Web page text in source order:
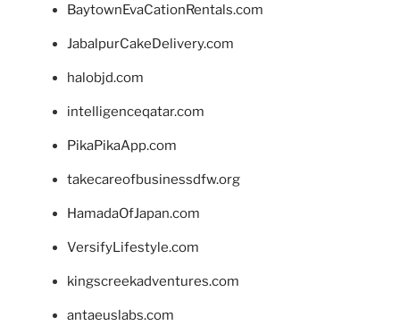
BaytownEvaCationRentals.com
JabalpurCakeDelivery.com
halobjd.com
intelligenceqatar.com
PikaPikaApp.com
takecareofbusinessdfw.org
HamadaOfJapan.com
VersifyLifestyle.com
kingscreekadventures.com
antaeuslabs.com